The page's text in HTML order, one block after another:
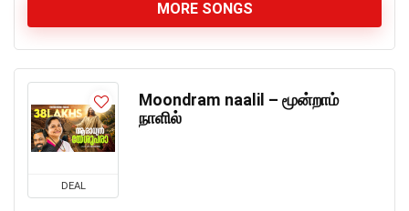
MORE SONGS
DEAL
Moondram naalil – மூன்றாம்
நாளில்